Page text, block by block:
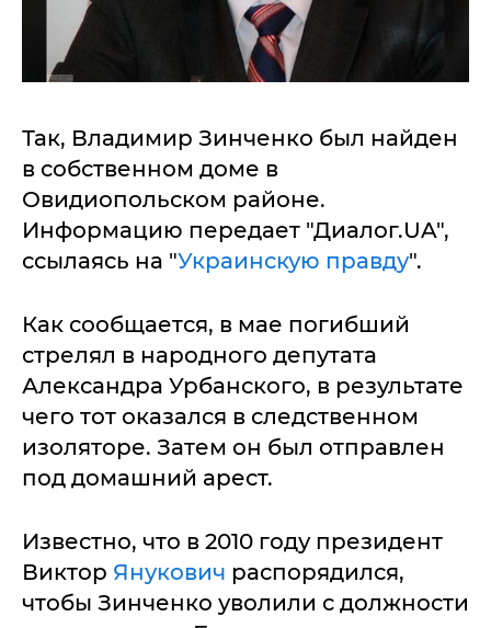
Так, Владимир Зинченко был найден
в собственном доме в
Овидиопольском районе.
Информацию передает "Диалог.UA",
ссылаясь на "Украинскую правду".
Как сообщается, в мае погибший
стрелял в народного депутата
Александра Урбанского, в результате
чего тот оказался в следственном
изоляторе. Затем он был отправлен
под домашний арест.
Известно, что в 2010 году президент
Виктор Янукович распорядился,
чтобы Зинченко уволили с должности